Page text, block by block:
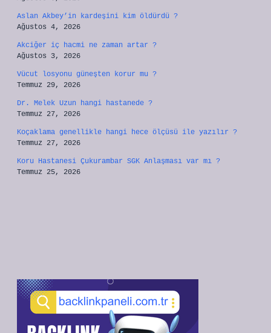
Aslan Akbey’in kardeşini kim öldürdü ?
Ağustos 4, 2026
Akciğer iç hacmi ne zaman artar ?
Ağustos 3, 2026
Vücut losyonu güneşten korur mu ?
Temmuz 29, 2026
Dr. Melek Uzun hangi hastanede ?
Temmuz 27, 2026
Koçaklama genellikle hangi hece ölçüsü ile yazılır ?
Temmuz 27, 2026
Koru Hastanesi Çukurambar SGK Anlaşması var mı ?
Temmuz 25, 2026